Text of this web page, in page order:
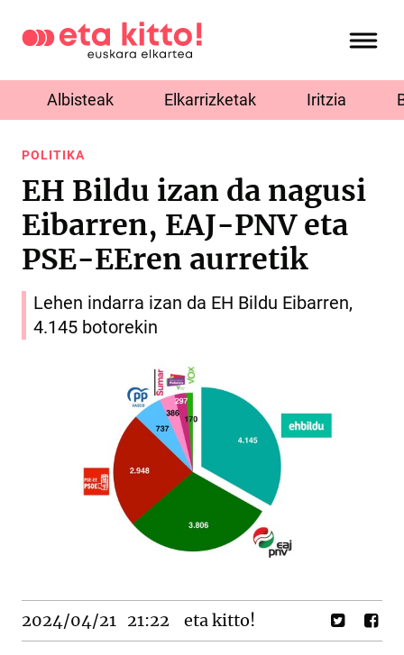
Albisteak Elkarrizketak Iritzia
POLITIKA
EH Bildu izan da nagusi
Eibarren, EAJ-PNV eta
PSE-EEren aurretik
Lehen indarra izan da EH Bildu Eibarren,
4.145 botorekin
2024/04/21 21:22 eta kitto!